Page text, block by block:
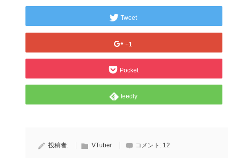
Tweet
+1
Pocket
feedly
投稿者: VTuber コメント: 12